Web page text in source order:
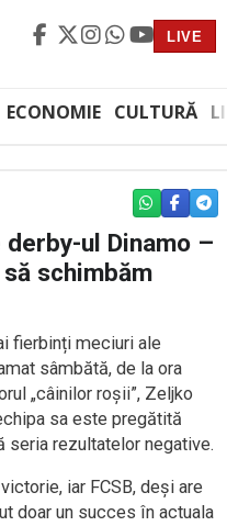
LIVE
ECONOMIE CULTURĂ
WHATSAPP
ul Dinamo –
schimbăm
fierbinți meciuri ale
sâmbătă, de la ora
„câinilor roșii”, Zeljko
sa este pregătită
rezultatelor negative.
iar FCSB, deși are
doar un succes în actuala